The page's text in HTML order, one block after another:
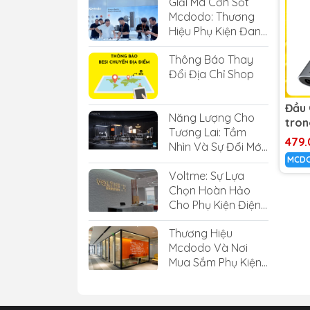
Đầu
Sạc
Vừa
Mcdodo: Thương
Hiệu Phụ Kiện Đang
"Làm Mưa Làm Gió"
Giới Công Nghệ
Thông Báo Thay
Đổi Địa Chỉ Shop
Năng Lượng Cho
Tương Lai: Tầm
Nhìn Và Sự Đổi Mới
Của Voltnex Tại
CES2024
Voltme: Sự Lựa
Chọn Hoàn Hảo
Cho Phụ Kiện Điện
Thoại Chất Lượng
Thương Hiệu
Mcdodo Và Nơi
Mua Sắm Phụ Kiện